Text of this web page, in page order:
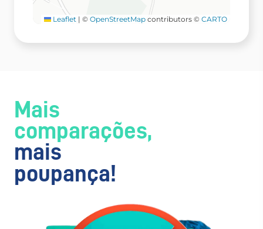
Leaflet | © OpenStreetMap contributors © CARTO
Mais
comparações,
mais
poupança!